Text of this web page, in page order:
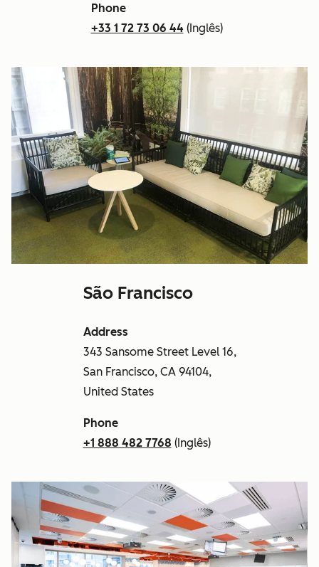
Phone
+33 1 72 73 06 44 (Inglês)
São Francisco
Address
343 Sansome Street Level 16,
San Francisco, CA 94104,
United States
Phone
+1 888 482 7768 (Inglês)